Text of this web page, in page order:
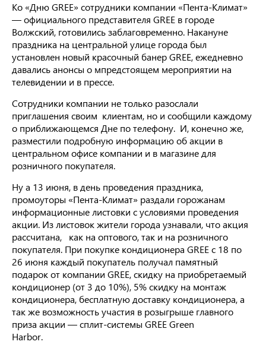
Ко «Дню GREE» сотрудники компании «Пента-Климат»
— официального представителя GREE в городе
Волжский, готовились заблаговременно. Накануне
праздника на центральной улице города был
установлен новый красочный банер GREE, ежедневно
давались анонсы о мпредстоящем мероприятии на
телевидении и в прессе.
Сотрудники компании не только разослали
приглашения своим клиентам, но и сообщили каждому
о приближающемся Дне по телефону. И, конечно же,
разместили подробную информацию об акции в
центральном офисе компании и в магазине для
розничного покупателя.
Ну а 13 июня, в день проведения праздника,
промоуторы «Пента-Климат» раздали горожанам
информационные листовки с условиями проведения
акции. Из листовок жители города узнавали, что акция
рассчитана, как на оптового, так и на розничного
покупателя. При покупке кондиционера GREE с 18 по
26 июня каждый покупатель получал памятный
подарок от компании GREE, скидку на приобретаемый
кондиционер (от 3 до 10%), 5% скидку на монтаж
кондиционера, бесплатную доставку кондиционера, а
так же возможность участия в розыгрыше главного
приза акции — сплит-системы GREE Green
Harbor.